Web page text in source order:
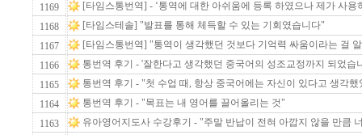
1169
[타임스통번역] - ‘통역에 대한 아쉬움에 등록 하였으나 제가 사용
1168
[타임스테솔] "발표를 통해 체득할 수 있는 기회였습니다"
1167
[타임스통번역] "통역이 생각했던 것보다 기억력 싸움이라는 걸
1166
통번역 후기 - '잘한다고 생각했던 중국어의 성조교정까지 되었습
1165
통번역 후기 - "첫 수업 때, 항상 중국어에는 자신이 있다고 생각
1164
통번역 후기 - "목표는 내 영어를 끌어올리는 것"
1163
유아영어지도사 수강후기 - "주말 반납이 전혀 아깝지 않을 만큼